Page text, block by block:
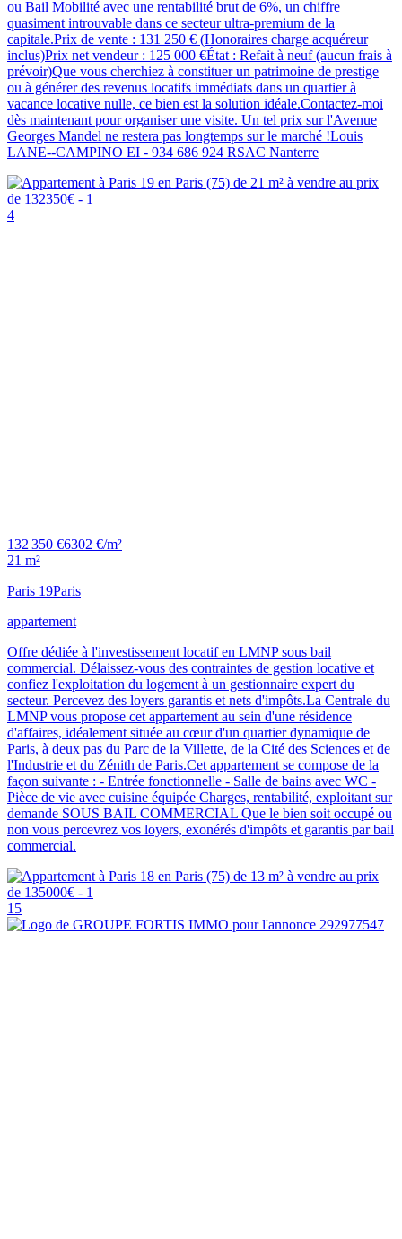
ou Bail Mobilité avec une rentabilité brut de 6%, un chiffre
quasiment introuvable dans ce secteur ultra-premium de la
capitale.Prix de vente : 131 250 € (Honoraires charge acquéreur
inclus)Prix net vendeur : 125 000 €État : Refait à neuf (aucun frais à
prévoir)Que vous cherchiez à constituer un patrimoine de prestige
ou à générer des revenus locatifs immédiats dans un quartier à
vacance locative nulle, ce bien est la solution idéale.Contactez-moi
dès maintenant pour organiser une visite. Un tel prix sur l'Avenue
Georges Mandel ne restera pas longtemps sur le marché !Louis
LANE--CAMPINO EI - 934 686 924 RSAC Nanterre
4
132 350 €6302 €/m²
21 m²
Paris 19Paris
appartement
Offre dédiée à l'investissement locatif en LMNP sous bail
commercial. Délaissez-vous des contraintes de gestion locative et
confiez l'exploitation du logement à un gestionnaire expert du
secteur. Percevez des loyers garantis et nets d'impôts.La Centrale du
LMNP vous propose cet appartement au sein d'une résidence
d'affaires, idéalement située au cœur d'un quartier dynamique de
Paris, à deux pas du Parc de la Villette, de la Cité des Sciences et de
l'Industrie et du Zénith de Paris.Cet appartement se compose de la
façon suivante : - Entrée fonctionnelle - Salle de bains avec WC -
Pièce de vie avec cuisine équipée Charges, rentabilité, exploitant sur
demande SOUS BAIL COMMERCIAL Que le bien soit occupé ou
non vous percevrez vos loyers, exonérés d'impôts et garantis par bail
commercial.
15